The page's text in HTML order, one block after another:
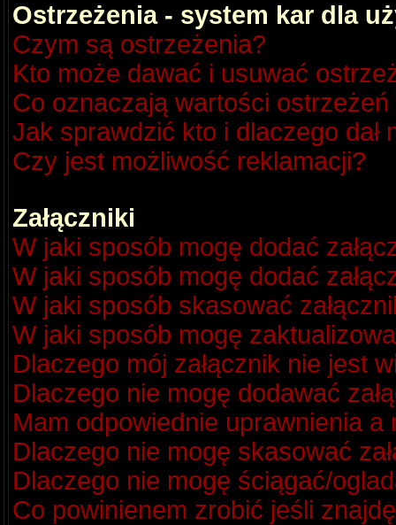
Ostrzeżenia - system kar dla
Czym są ostrzeżenia?
Kto może dawać i usuwać
Co oznaczają wartości
Jak sprawdzić kto i dlaczego dał
Czy jest możliwość reklamacji?
Załączniki
W jaki sposób mogę dodać
W jaki sposób mogę dodać
W jaki sposób skasować
W jaki sposób mogę
Dlaczego mój załącznik nie jest
Dlaczego nie mogę dodawać
Mam odpowiednie uprawnienia a
Dlaczego nie mogę skasować
Dlaczego nie mogę ściągać/
Co powinienem zrobić jeśli